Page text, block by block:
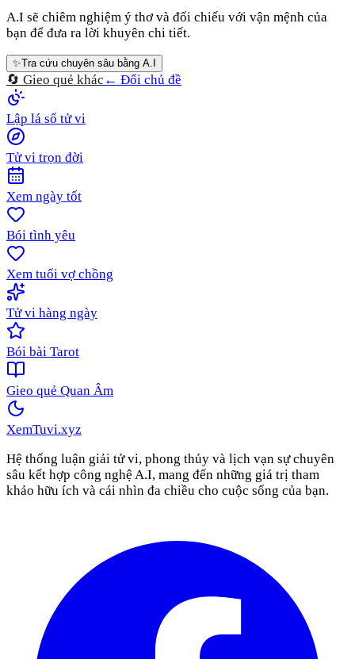
A.I sẽ chiêm nghiệm ý thơ và đối chiếu với vận mệnh của
bạn để đưa ra lời khuyên chi tiết.
✨Tra cứu chuyên sâu bằng A.I
🔄 Gieo quẻ khác ← Đổi chủ đề
Lập lá số tử vi
Tử vi trọn đời
Xem ngày tốt
Bói tình yêu
Xem tuổi vợ chồng
Tử vi hàng ngày
Bói bài Tarot
Gieo quẻ Quan Âm
XemTuvi.xyz
Hệ thống luận giải tử vi, phong thủy và lịch vạn sự chuyên
sâu kết hợp công nghệ A.I, mang đến những giá trị tham
khảo hữu ích và cái nhìn đa chiều cho cuộc sống của bạn.